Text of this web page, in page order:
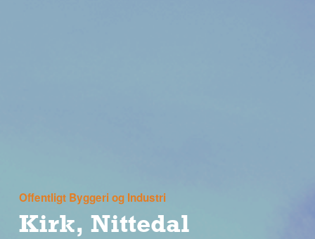
Offentligt Byggeri og Industri
Kirk, Nittedal